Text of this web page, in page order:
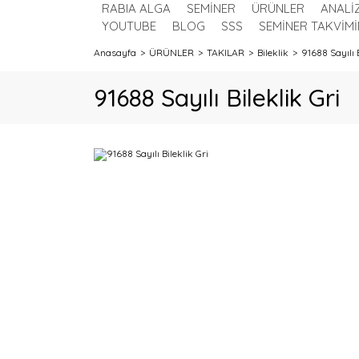
RABIA ALGA SEMİNER ÜRÜNLER
YOUTUBE
BLOG SSS SEMİNER
Anasayfa ÜRÜNLER TAKILAR Bileklik 91688
91688 Sayılı Bileklik Gri